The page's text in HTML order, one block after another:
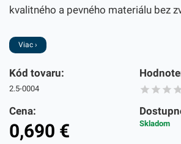
kvalitného a pevného materiálu bez
Viac ›
Kód tovaru:
2.5-0004
Cena:
0,690 € Skladom